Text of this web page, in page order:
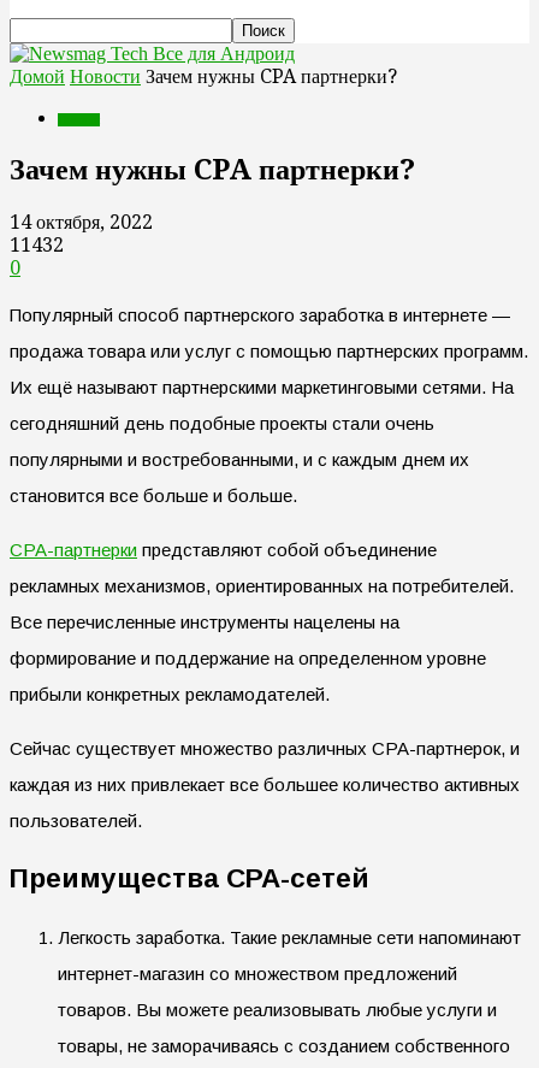
Все для Андроид
Домой Новости Зачем нужны CPA партнерки?
Зачем нужны CPA партнерки?
14 октября, 2022
11432
0
Популярный способ партнерского заработка в интернете —
продажа товара или услуг с помощью партнерских программ.
Их ещё называют партнерскими маркетинговыми сетями. На
сегодняшний день подобные проекты стали очень
популярными и востребованными, и с каждым днем их
становится все больше и больше.
CPA-партнерки представляют собой объединение
рекламных механизмов, ориентированных на потребителей.
Все перечисленные инструменты нацелены на
формирование и поддержание на определенном уровне
прибыли конкретных рекламодателей.
Сейчас существует множество различных CPA-партнерок, и
каждая из них привлекает все большее количество активных
пользователей.
Преимущества CPA-сетей
Легкость заработка. Такие рекламные сети напоминают
интернет-магазин со множеством предложений
товаров. Вы можете реализовывать любые услуги и
товары, не заморачиваясь с созданием собственного